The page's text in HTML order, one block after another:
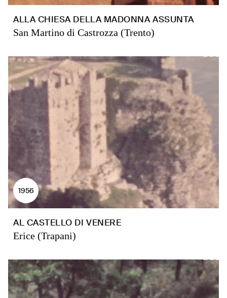
ALLA CHIESA DELLA MADONNA ASSUNTA
San Martino di Castrozza (Trento)
1956
AL CASTELLO DI VENERE
Erice (Trapani)